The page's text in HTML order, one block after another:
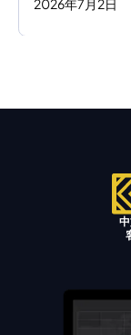
2026年7 月 2日